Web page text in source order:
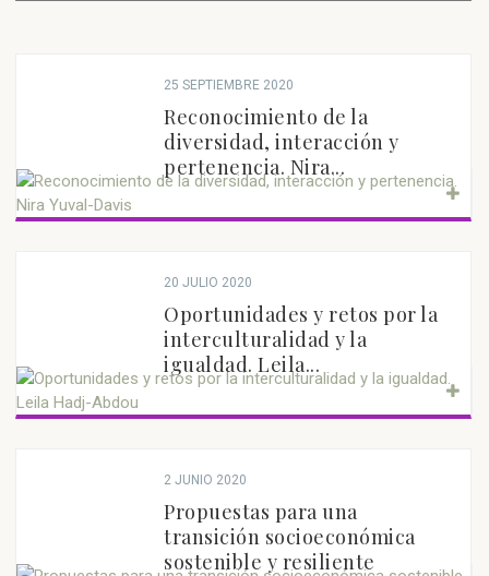
25 SEPTIEMBRE 2020
Reconocimiento de la
diversidad, interacción y
pertenencia. Nira...
20 JULIO 2020
Oportunidades y retos por la
interculturalidad y la
igualdad. Leila...
2 JUNIO 2020
Propuestas para una
transición socioeconómica
sostenible y resiliente